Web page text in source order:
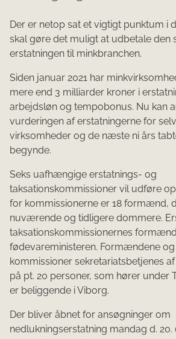
Der er netop sat et vigtigt punktum i
skal gøre det muligt at udbetale den
erstatningen til minkbranchen.
Siden januar 2021 har
mere end 3 milliarder kroner i
arbejdsløn og tempobonus. Nu kan
vurderingen af erstatningerne for
virksomheder og de næste ni års
begynde.
Seks uafhængige erstatnings- og
taksationskommissioner vil udføre
for kommissionerne er 18 formænd,
nuværende og tidligere dommere.
taksationskommissionernes
fødevareministeren. Formændene
kommissioner sekretariatsbetjenes
på pt. 20 personer, som hører under
er beliggende i Viborg.
Der bliver åbnet for ansøgninger om
nedlukningserstatning mandag d. 20.